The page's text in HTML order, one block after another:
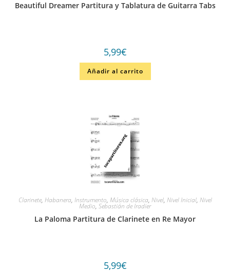
Beautiful Dreamer Partitura y Tablatura de Guitarra Tabs
5,99€
Añadir al carrito
Clarinete, Habanera, Instrumento, Música clásica, Nivel, Nivel Inicial, Nivel
Medio, Sebastián de Iradier
La Paloma Partitura de Clarinete en Re Mayor
5,99€